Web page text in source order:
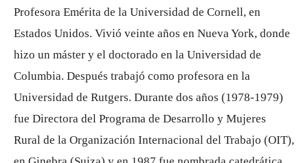
Profesora Emérita de la Universidad de Cornell, en
Estados Unidos. Vivió veinte años en Nueva York, donde
hizo un máster y el doctorado en la Universidad de
Columbia. Después trabajó como profesora en la
Universidad de Rutgers. Durante dos años (1978-1979)
fue Directora del Programa de Desarrollo y Mujeres
Rural de la Organización Internacional del Trabajo (OIT),